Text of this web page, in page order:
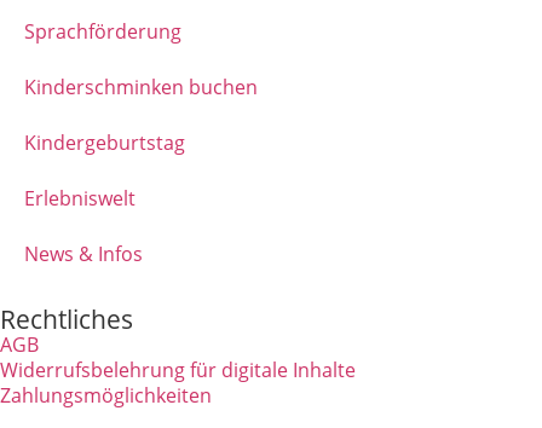
Sprachförderung
Kinderschminken buchen
Kindergeburtstag
Erlebniswelt
News & Infos
Rechtliches
AGB
Widerrufsbelehrung für digitale Inhalte
Zahlungsmöglichkeiten